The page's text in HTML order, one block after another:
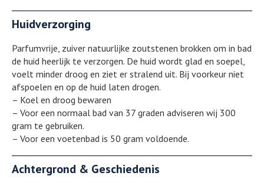
Huidverzorging
Parfumvrije, zuiver natuurlijke zoutstenen brokken om in bad
de huid heerlijk te verzorgen. De huid wordt glad en soepel,
voelt minder droog en ziet er stralend uit. Bij voorkeur niet
afspoelen en op de huid laten drogen.
– Koel en droog bewaren
– Voor een normaal bad van 37 graden adviseren wij 300
gram te gebruiken.
– Voor een voetenbad is 50 gram voldoende.
Achtergrond & Geschiedenis